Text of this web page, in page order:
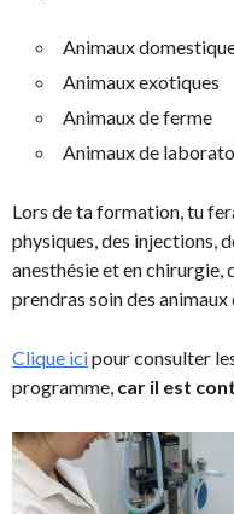
Animaux
Animaux exotiques
Animaux de ferme
Animaux de
Lors de ta formation, tu
physiques, des injections,
anesthésie et en chirurgie,
prendras soin des animaux
Clique icipour consulter
programme, car il est